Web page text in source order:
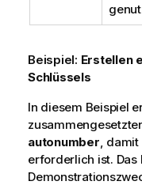
Beispiel: Erstellen
Schlüssels
In diesem Beispiel
autonumber ,
erforderlich ist. Das